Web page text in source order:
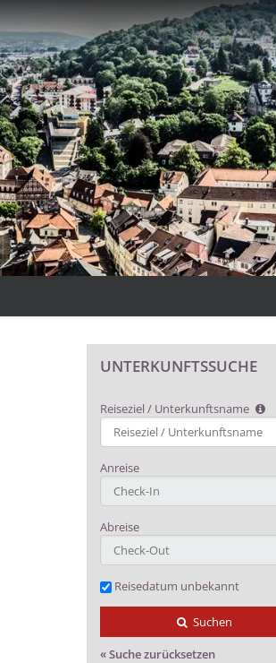
UNTERKUNFTSSUCHE
Reiseziel / Unterkunftsname
Anreise
Abreise
Reisedatum unbekannt
Suchen
« Suche zurücksetzen